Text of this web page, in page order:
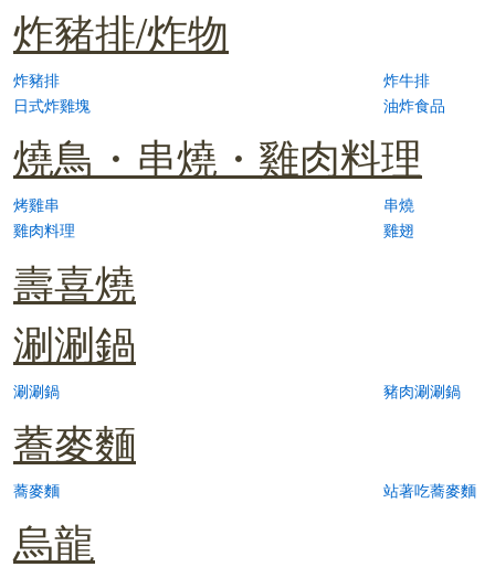
炸豬排/炸物
炸豬排
炸牛排
日式炸雞塊
油炸食品
燒鳥・串燒・雞肉料理
烤雞串
串燒
雞肉料理
雞翅
壽喜燒
涮涮鍋
涮涮鍋 豬肉涮涮鍋
蕎麥麵
蕎麥麵 站著吃蕎麥麵
烏龍